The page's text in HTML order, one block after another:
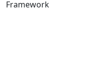
Framework